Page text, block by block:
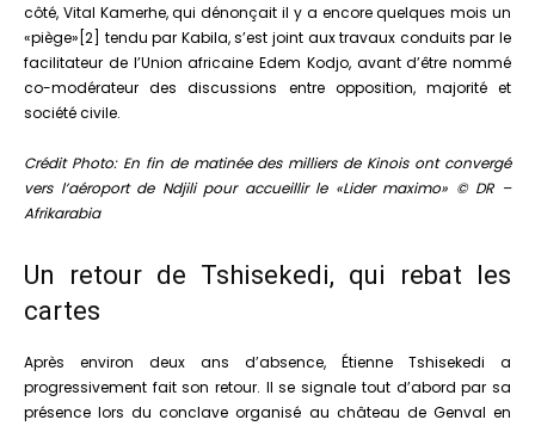
côté, Vital Kamerhe, qui dénonçait il y a encore quelques mois un
«piège»[2] tendu par Kabila, s’est joint aux travaux conduits par le
facilitateur de l’Union africaine Edem Kodjo, avant d’être nommé
co-modérateur des discussions entre opposition, majorité et
société civile.
Crédit Photo: En fin de matinée des milliers de Kinois ont convergé
vers l’aéroport de Ndjili pour accueillir le «Lider maximo» © DR –
Afrikarabia
Un retour de Tshisekedi, qui rebat les
cartes
Après environ deux ans d’absence, Étienne Tshisekedi a
progressivement fait son retour. Il se signale tout d’abord par sa
présence lors du conclave organisé au château de Genval en